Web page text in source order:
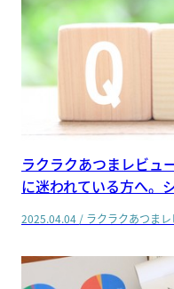
ラクラクあつまレビュ
に迷われている方へ。
2025.04.04 / ラクラクあつまレ